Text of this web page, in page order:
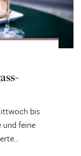
bis
und feine